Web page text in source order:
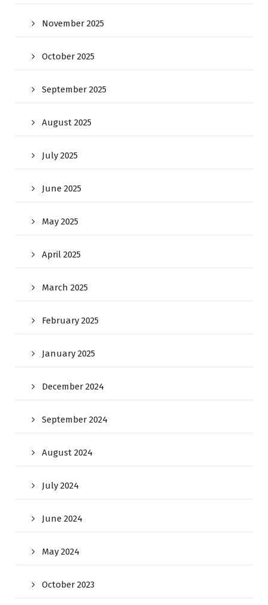
November 2025
October 2025
September 2025
August 2025
July 2025
June 2025
May 2025
April 2025
March 2025
February 2025
January 2025
December 2024
September 2024
August 2024
July 2024
June 2024
May 2024
October 2023